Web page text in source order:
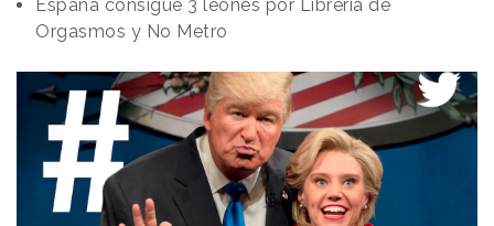
España consigue 3 leones por Librería de
Orgasmos y No Metro